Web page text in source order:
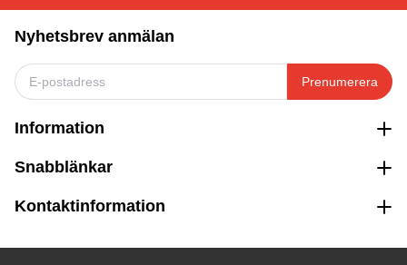
Nyhetsbrev anmälan
Prenumerera
Information
Snabblänkar
Kontaktinformation